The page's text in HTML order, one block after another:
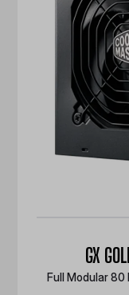
GX
Full Modular 80